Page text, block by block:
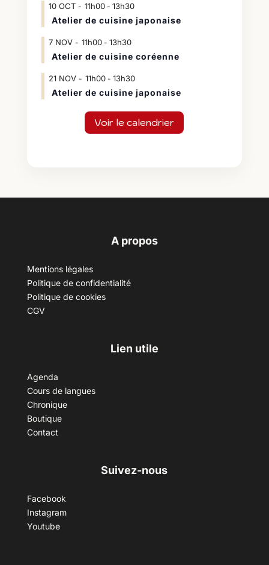
10 OCT 11h00- 13h30
Atelier de cuisine japonaise
7 NOV 11h00- 13h30
Atelier de cuisine coréenne
21 NOV 11h00- 13h30
Atelier de cuisine japonaise
Voir le calendrier
A propos
Mentions légales
Politique de confidentialité
Politique de cookies
CGV
Lien utile
Agenda
Cours de langues
Chronique
Boutique
Contact
Suivez-nous
Facebook
Instagram
Youtube